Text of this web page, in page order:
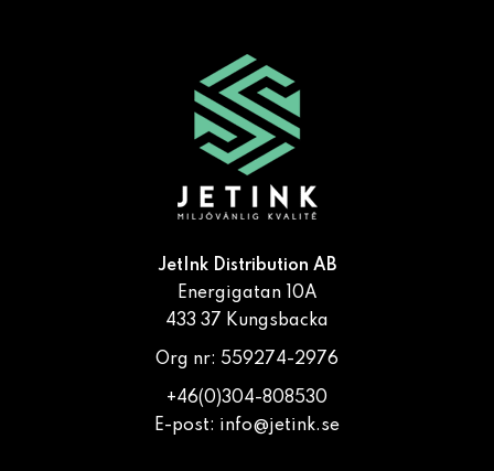
JetInk Distribution AB
Energigatan 10A
433 37 Kungsbacka
Org nr: 559274-2976
+46(0)304-808530
E-post: info@jetink.se